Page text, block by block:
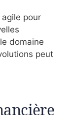
pour
domaine
peut